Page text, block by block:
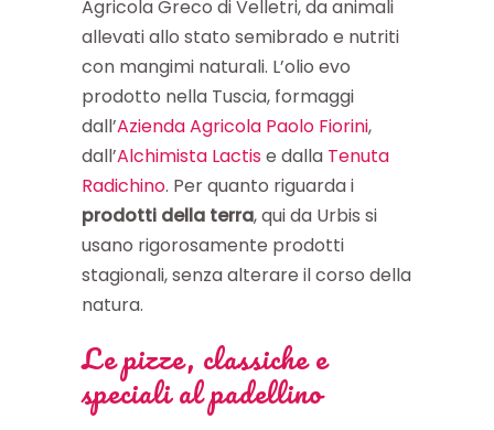
Agricola Greco di Velletri, da animali
allevati allo stato semibrado e nutriti
con mangimi naturali. L’olio evo
prodotto nella Tuscia, formaggi
dall’Azienda Agricola Paolo Fiorini,
dall’Alchimista Lactise dalla Tenuta
Radichino. Per quanto riguarda i
prodotti della terra, qui da Urbis si
usano rigorosamente prodotti
stagionali, senza alterare il corso della
natura.
Le pizze, classiche e
speciali al padellino